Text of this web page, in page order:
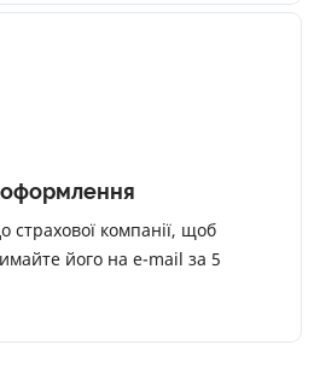
страхової компанії, щоб
його на e-mail за 5